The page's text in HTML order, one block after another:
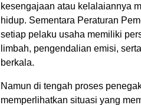
kesengajaan atau kelalaiannya
hidup. Sementara Peraturan
setiap pelaku usaha memiliki
limbah, pengendalian emisi,
berkala.
Namun di tengah proses
memperlihatkan situasi yang